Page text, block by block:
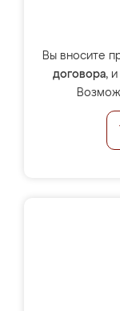
Вы вносите
договора,